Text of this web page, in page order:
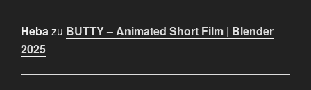
Hebazu BUTTY – Animated Short Film | Blender
2025